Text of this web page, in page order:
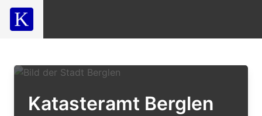
Katasteramt Berglen